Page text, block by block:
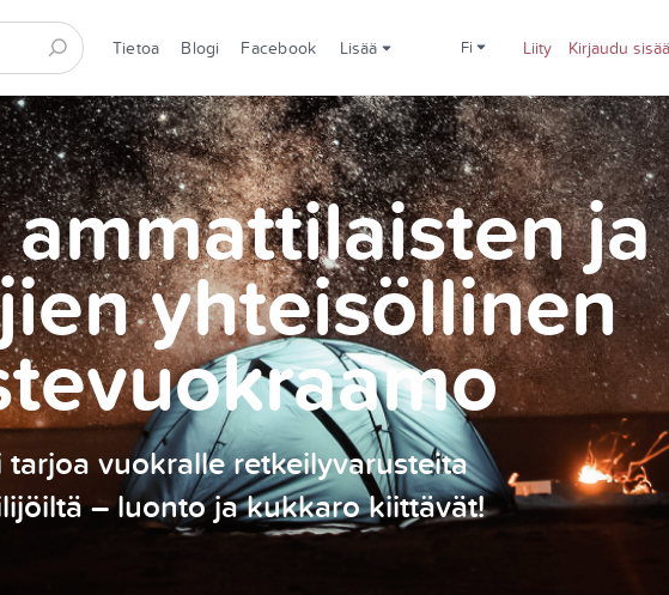
Tietoa Blogi Facebook Lisää fi Liity Kirjaudu
ja
yhteisöllinen
vuokralle retkeilyvarusteita
– luonto ja kukkaro kiittävät!